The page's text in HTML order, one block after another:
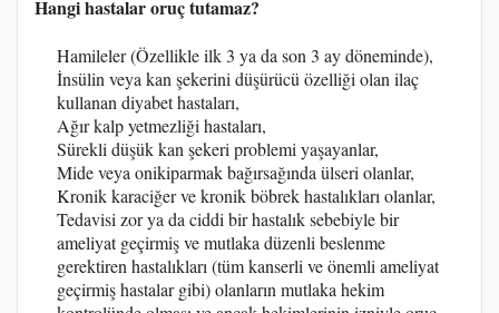
Hangi hastalar oruç tutamaz?
Hamileler (Özellikle ilk 3 ya da son 3 ay döneminde),
İnsülin veya kan şekerini düşürücü özelliği olan ilaç
kullanan diyabet hastaları,
Ağır kalp yetmezliği hastaları,
Sürekli düşük kan şekeri problemi yaşayanlar,
Mide veya onikiparmak bağırsağında ülseri olanlar,
Kronik karaciğer ve kronik böbrek hastalıkları olanlar,
Tedavisi zor ya da ciddi bir hastalık sebebiyle bir
ameliyat geçirmiş ve mutlaka düzenli beslenme
gerektiren hastalıkları (tüm kanserli ve önemli ameliyat
geçirmiş hastalar gibi) olanların mutlaka hekim